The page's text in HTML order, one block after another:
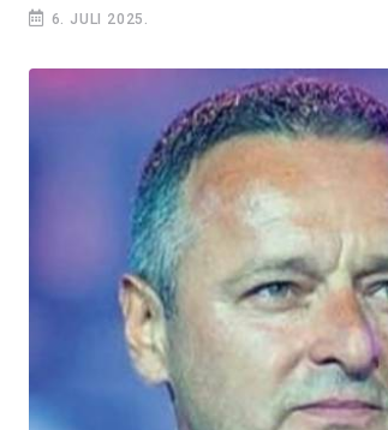
6. JULI 2025.